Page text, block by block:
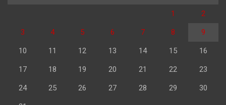
1 2
3 4 5 6 7 8 9
10 11 12 13 14 15 16
17 18 19 20 21 22 23
24 25 26 27 28 29 30